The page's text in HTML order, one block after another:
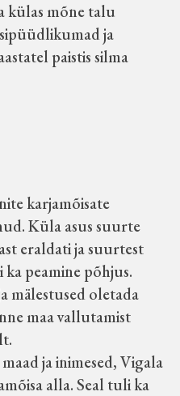
külas mõne talu
ja
paistis silma
karjamõisate
Küla asus suurte
eraldati ja suurtest
ka peamine põhjus.
mälestused oletada
maa vallutamist
ja inimesed, Vigala
alla. Seal tuli ka